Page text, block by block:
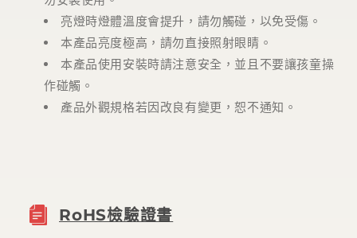
亮燈時燈體溫度會提升，請勿觸碰，以免受傷。
本產品亮度極高，請勿直接照射眼睛。
本產品使用安裝時請注意安全，並且不要讓孩童操
作碰觸。
產品外觀規格若因改良有變更，恕不通知。
RoHS檢驗證書